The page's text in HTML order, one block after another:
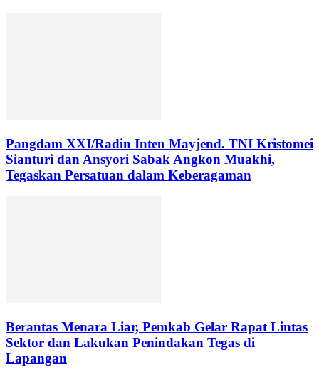
Pangdam XXI/Radin Inten Mayjend. TNI Kristomei
Sianturi dan Ansyori Sabak Angkon Muakhi,
Tegaskan Persatuan dalam Keberagaman
Berantas Menara Liar, Pemkab Gelar Rapat Lintas
Sektor dan Lakukan Penindakan Tegas di
Lapangan